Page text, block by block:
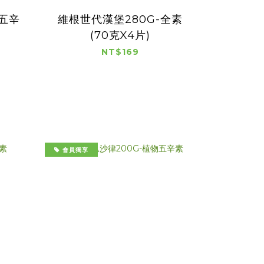
辛
維根世代漢堡280G-全素
(70克X4片)
NT$169
會員獨享